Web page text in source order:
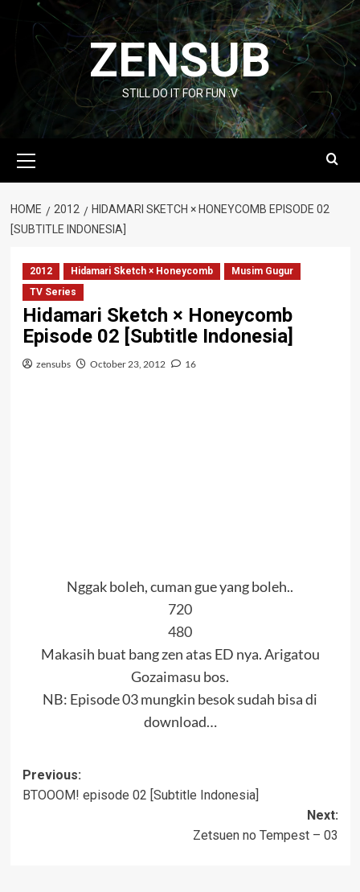
content
ZENSUB
STILL DO IT FOR FUN :V
Menu
HOME 2012
HIDAMARI SKETCH × HONEYCOMB EPISODE 02
[SUBTITLE INDONESIA]
2012 Hidamari Sketch × Honeycomb
Musim Gugur
TV Series
Hidamari Sketch × Honeycomb
Episode 02 [Subtitle Indonesia]
zensubs October 23, 2012 16
Nggak boleh, cuman gue yang boleh..
720
480
Makasih buat bang zen atas ED nya. Arigatou
Gozaimasu bos.
NB: Episode 03 mungkin besok sudah bisa di
download…
Post
navigation
Previous:
BTOOOM! episode 02 [Subtitle Indonesia]
Next:
Zetsuen no Tempest – 03